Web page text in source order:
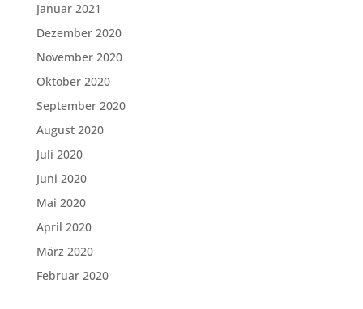
Januar 2021
Dezember 2020
November 2020
Oktober 2020
September 2020
August 2020
Juli 2020
Juni 2020
Mai 2020
April 2020
März 2020
Februar 2020